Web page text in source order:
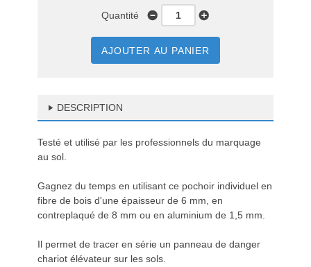
Quantité
AJOUTER AU PANIER
DESCRIPTION
Testé et utilisé par les professionnels du marquage
au sol.
Gagnez du temps en utilisant ce pochoir individuel en
fibre de bois d'une épaisseur de 6 mm, en
contreplaqué de 8 mm ou en aluminium de 1,5 mm.
Il permet de tracer en série un panneau de danger
chariot élévateur sur les sols.